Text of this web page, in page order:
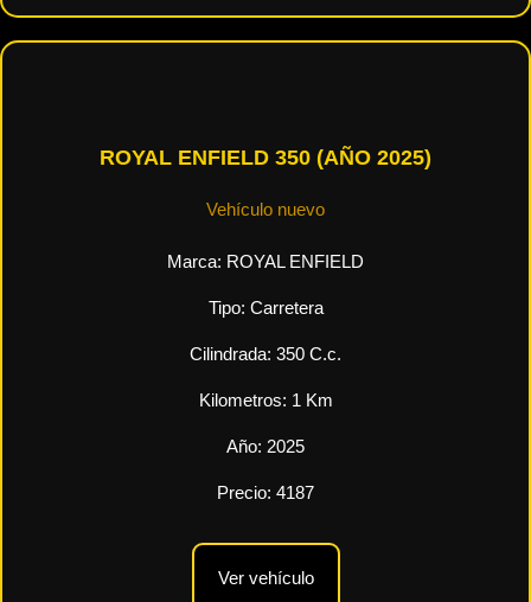
ROYAL ENFIELD 350 (AÑO 2025)
Vehículo nuevo
Marca: ROYAL ENFIELD
Tipo: Carretera
Cilindrada: 350 C.c.
Kilometros: 1 Km
Año: 2025
Precio: 4187
Ver vehículo